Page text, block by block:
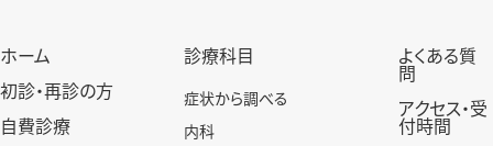
ホーム
初診・再診の方
自費診療
診療科目
症状から調べる
内科
よくある質
問
アクセス・受
付時間